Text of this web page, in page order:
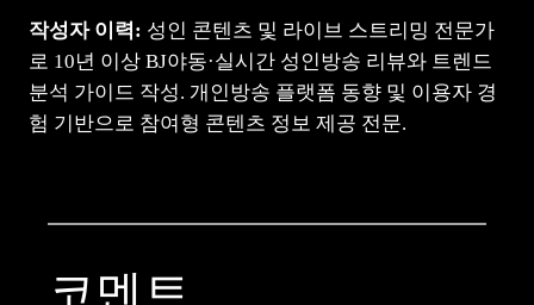
작성자 이력: 성인 콘텐츠 및 라이브 스트리밍 전문가
로 10년 이상 BJ야동·실시간 성인방송 리뷰와 트렌드
분석 가이드 작성. 개인방송 플랫폼 동향 및 이용자 경
험 기반으로 참여형 콘텐츠 정보 제공 전문.
코멘트